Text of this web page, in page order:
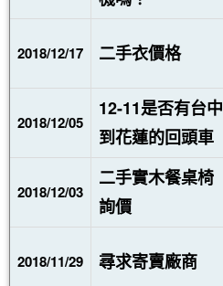
2018/12/17 二手衣價格
2018/12/05
12-11是否有台中
到花蓮的回頭車
2018/12/03
二手實木餐桌椅
詢價
2018/11/29 尋求寄賣廠商